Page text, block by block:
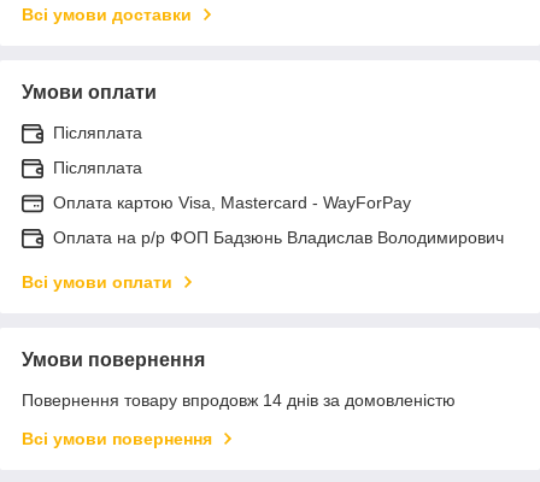
Всі умови доставки
Умови оплати
Післяплата
Післяплата
Оплата картою Visa, Mastercard - WayForPay
Оплата на р/р ФОП Бадзюнь Владислав Володимирович
Всі умови оплати
Умови повернення
Повернення товару впродовж 14 днів за домовленістю
Всі умови повернення